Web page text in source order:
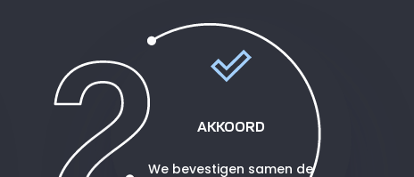
AKKOORD
We bevestigen samen de